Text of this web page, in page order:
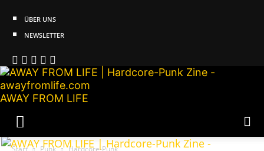
ÜBER UNS
NEWSLETTER
AWAY FROM LIFE
Start Punk
Hardcore-Punk